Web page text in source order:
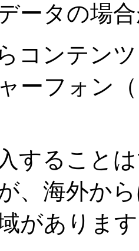
ータの場
コンテン
ーフォン
すること
、海外か
がありま